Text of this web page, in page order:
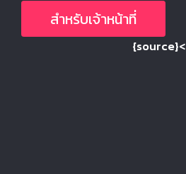
สำหรับเจ้าหน้าที่
{source}<